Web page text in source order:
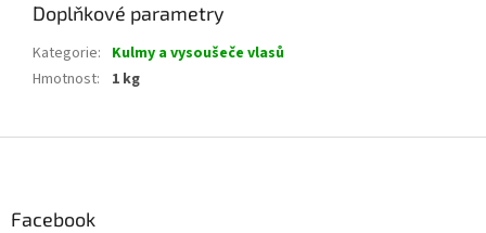
Doplňkové parametry
Kategorie: Kulmy a vysoušeče vlasů
Hmotnost: 1 kg
Facebook